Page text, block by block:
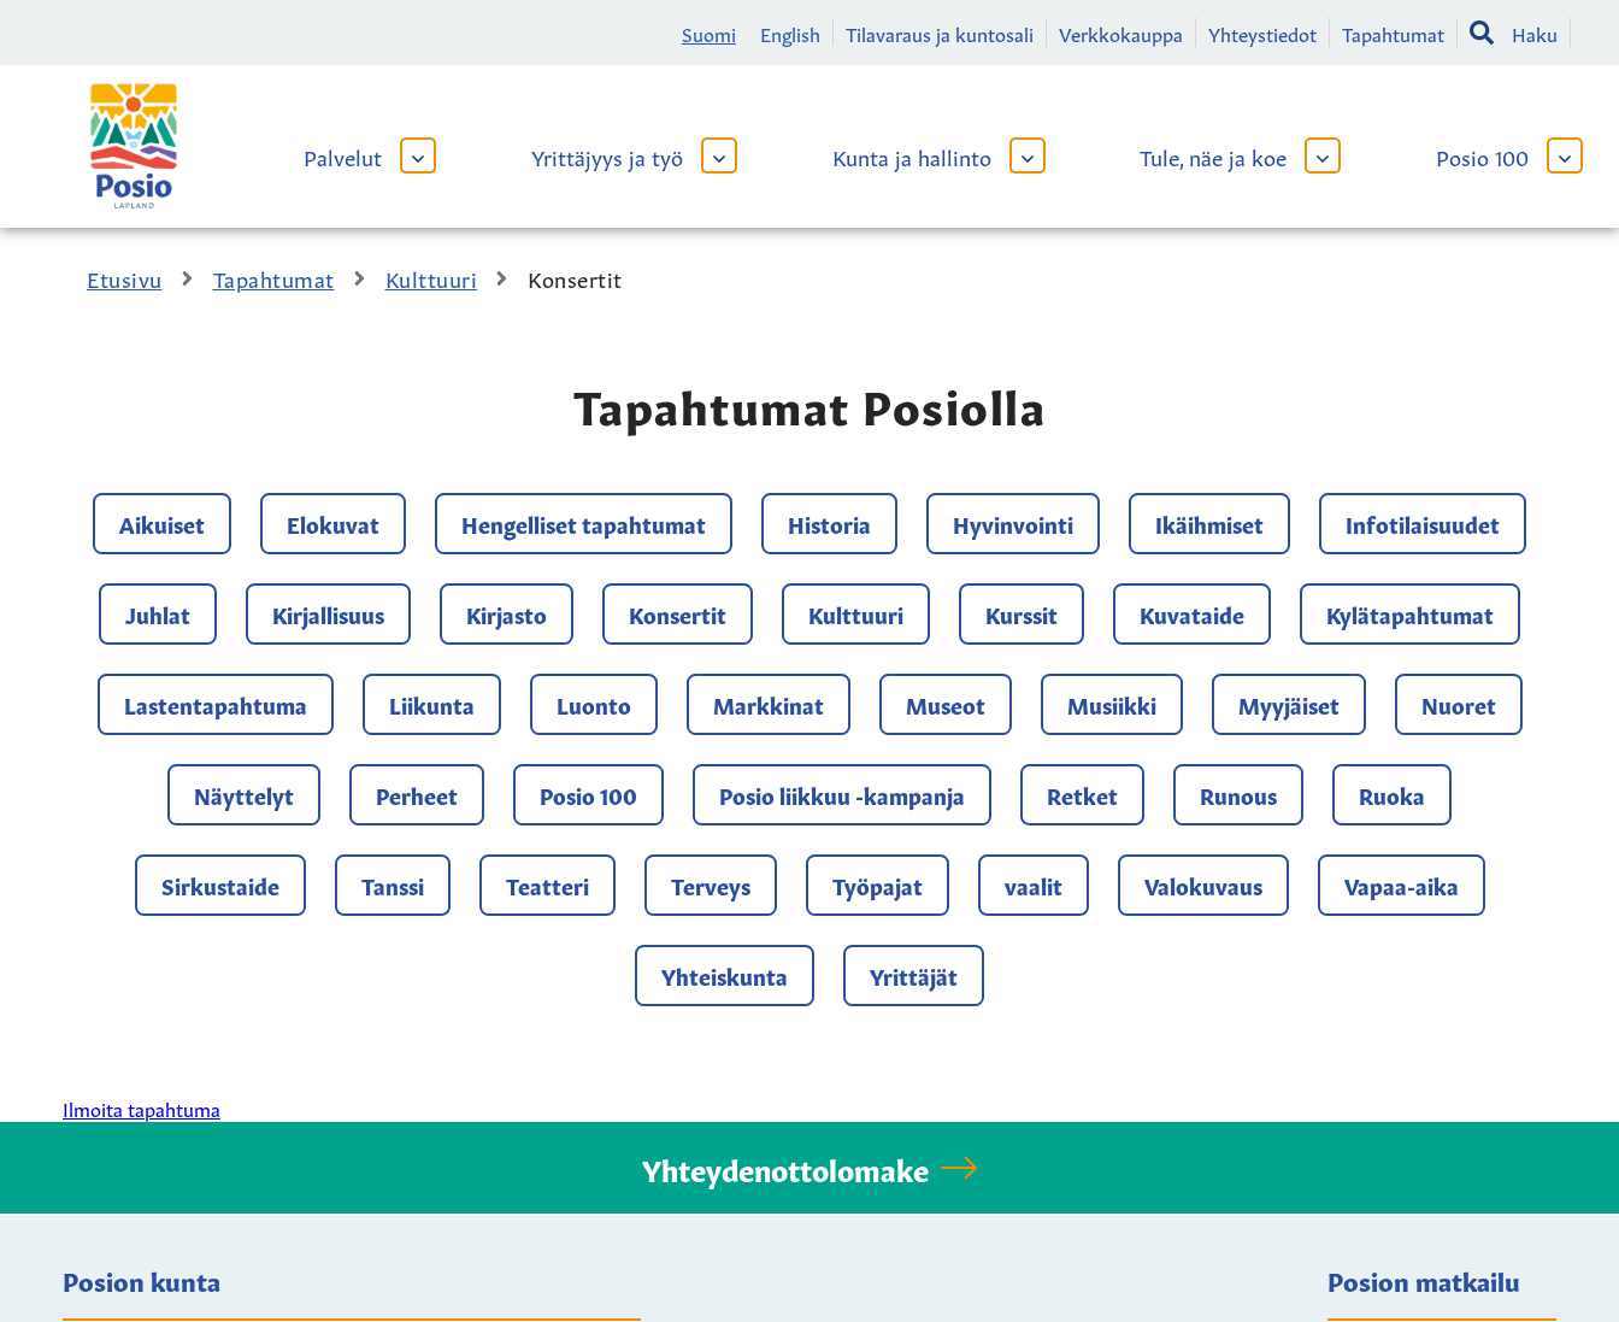
Suomi English Tilavaraus ja kuntosali Verkkokauppa Yhteystiedot Tapahtumat Haku
Kaupungin
logo
Palvelut
AVAA
ALAVALIKKO
Yrittäjyys ja työ
AVAA
ALAVALIKKO
Kunta ja hallinto
AVAA
ALAVALIKKO
Tule, näe ja koe
AVAA
ALAVALIKKO
Posio 100
AVAA
Etusivu Tapahtumat Kulttuuri Konsertit
Tapahtumat Posiolla
Aikuiset Elokuvat Hengelliset tapahtumat Historia Hyvinvointi Ikäihmiset Infotilaisuudet
Juhlat Kirjallisuus Kirjasto Konsertit Kulttuuri Kurssit Kuvataide Kylätapahtumat
Lastentapahtuma Liikunta Luonto Markkinat Museot Musiikki Myyjäiset Nuoret
Näyttelyt Perheet Posio 100 Posio liikkuu -kampanja Retket Runous Ruoka
Sirkustaide Tanssi Teatteri Terveys Työpajat vaalit Valokuvaus Vapaa-aika
Yhteiskunta Yrittäjät
Ilmoita tapahtuma
Yhteydenottolomake
Posion kunta Posion matkailu